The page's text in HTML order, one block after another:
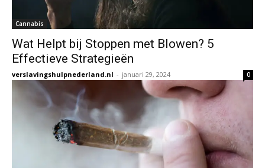
Cannabis
Wat Helpt bij Stoppen met Blowen? 5
Effectieve Strategieën
verslavingshulpnederland.nl - januari 29, 2024 0